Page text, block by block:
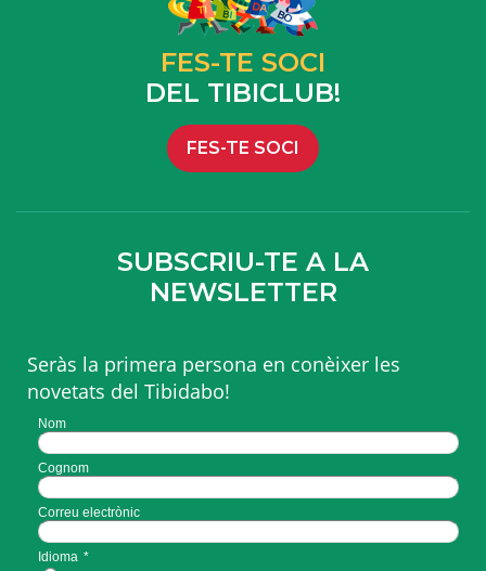
FES-TE SOCI
DEL TIBICLUB!
FES-TE SOCI
SUBSCRIU-TE A LA
NEWSLETTER
Seràs la primera persona en conèixer les
novetats del Tibidabo!